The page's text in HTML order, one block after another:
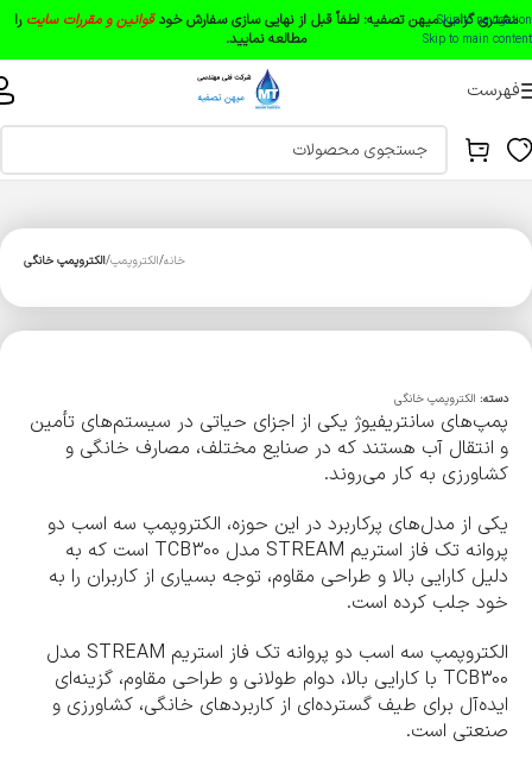
Skip to navigation
Skip to main content
مشتری گرامی میهن تصفیه: لطفاً قبل از نهایی سازی سفارش خودقوانین و مقررات سایت را
مطالعه نمایید.
فهرست
خانه الکتروپمپ الکتروپمپ خانگی
دسته: الکتروپمپ خانگی
پمپ‌های سانتریفیوژ یکی از اجزای حیاتی در سیستم‌های تأمین
و انتقال آب هستند که در صنایع مختلف، مصارف خانگی و
کشاورزی به کار می‌روند.
یکی از مدل‌های پرکاربرد در این حوزه، الکتروپمپ سه اسب دو
پروانه تک فاز استریم STREAM مدل TCB300 است که به
دلیل کارایی بالا و طراحی مقاوم، توجه بسیاری از کاربران را به
خود جلب کرده است.
الکتروپمپ سه اسب دو پروانه تک فاز استریم STREAM مدل
TCB300 با کارایی بالا، دوام طولانی و طراحی مقاوم، گزینه‌ای
ایده‌آل برای طیف گسترده‌ای از کاربردهای خانگی، کشاورزی و
صنعتی است.